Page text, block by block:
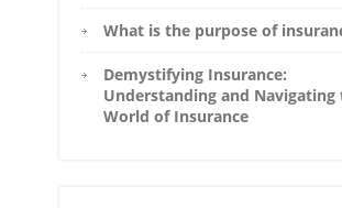
What is the purpose of
Demystifying Insurance:
Understanding and Navigating
World of Insurance